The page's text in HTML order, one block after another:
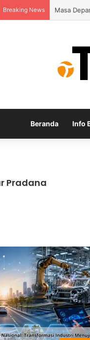
Breaking News Inspirasi
Beranda Info
Pradana